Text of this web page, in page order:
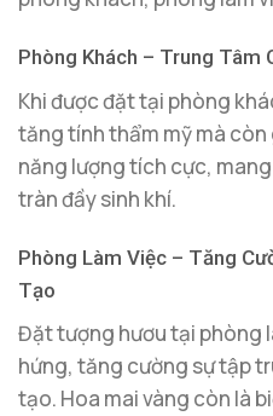
Phòng Khách – Trung Tâm
Khi được đặt tại phòng
tăng tính thẩm mỹ mà
năng lượng tích cực,
tràn đầy sinh khí.
Phòng Làm Việc – Tăng
Tạo
Đặt tượng hươu tại phòng
hứng, tăng cường sự tập
tạo. Hoa mai vàng còn là